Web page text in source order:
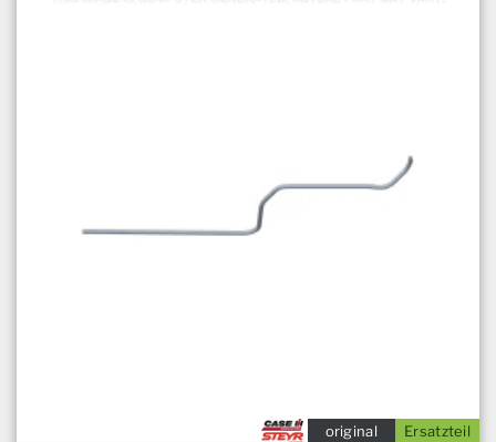
Ersatzteil
original